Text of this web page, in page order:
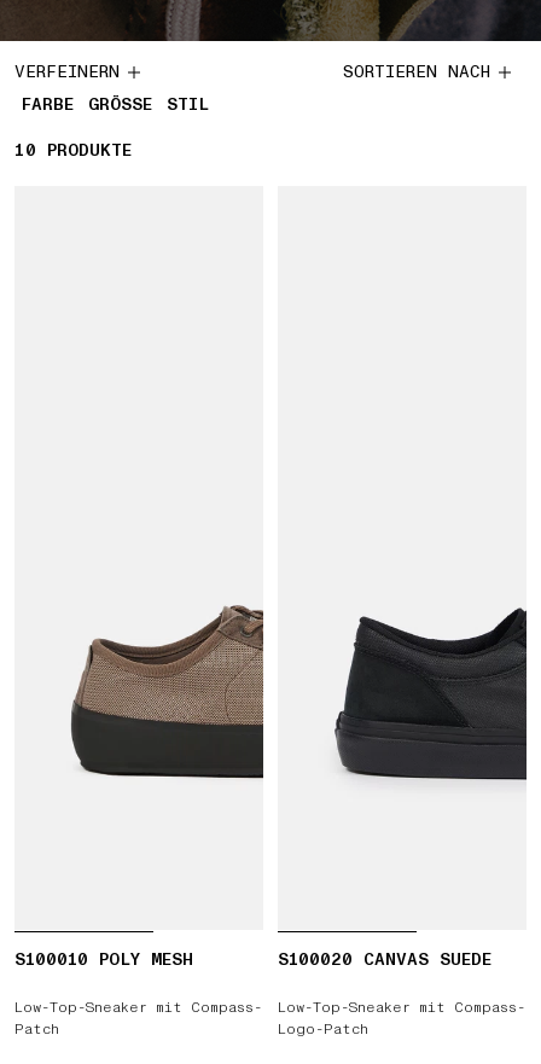
VERFEINERN
FARBE
GRÖSSE STIL
SORTIEREN NACH
10 10 PRODUKTE
PRODUKTE
S100010 POLY MESH
Low-Top-Sneaker mit Compass-
Patch
S100020 CANVAS SUEDE
Low-Top-Sneaker mit Compass-
Logo-Patch